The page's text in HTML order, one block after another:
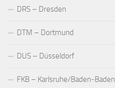
DRS – Dresden
DTM – Dortmund
DUS – Düsseldorf
FKB – Karlsruhe/Baden-Baden